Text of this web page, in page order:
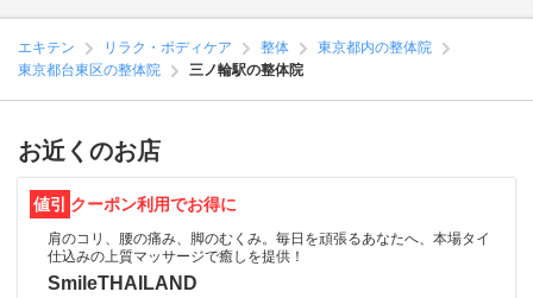
エキテン リラク・ボディケア 整体
東京都内の整体院
東京都台東区の整体院
三ノ輪駅の整体院
お近くのお店
値引 クーポン利用でお得に
肩のコリ、腰の痛み、脚のむくみ。毎日を頑張るあなたへ、本場タイ
仕込みの上質マッサージで癒しを提供！
SmileTHAILAND